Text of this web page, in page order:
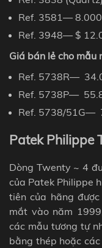
Ref. 3581— 8.000
Ref. 3948— $
Giá bán lẻ cho mẫu
Ref. 5738R— 34.
Ref. 5738P— 55.
Ref. 5738/51G—
Patek Philippe
Dòng Twenty ~ 4
của Patek Philippe
tiên của hãng
mắt vào năm
các mẫu tương tự
bằng thép hoặc